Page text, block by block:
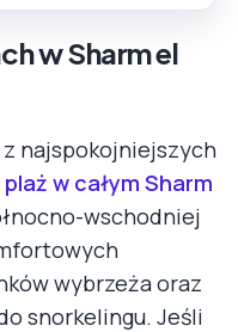
w Sharm el
najspokojniejszych
w całym Sharm
wschodniej
wybrzeża oraz
snorkelingu. Jeśli